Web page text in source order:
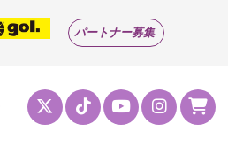
パートナー募集